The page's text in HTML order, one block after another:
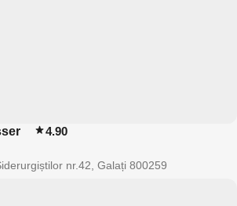
4.90
nr.42, Galați 800259